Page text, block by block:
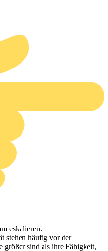
eskalieren.
stehen häufig vor der
größer sind als ihre Fähigkeit,